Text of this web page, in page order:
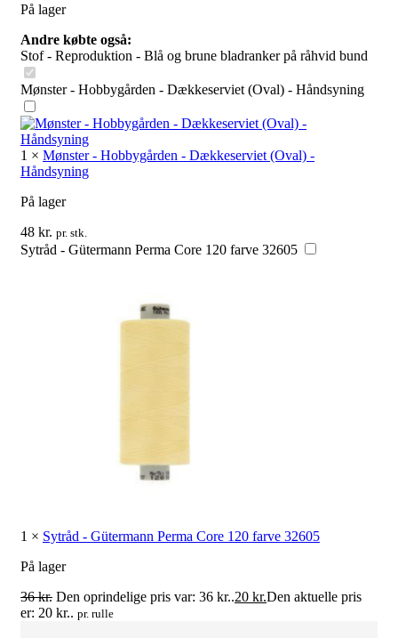
På lager
Andre købte også:
Stof - Reproduktion - Blå og brune bladranker på råhvid bund
Mønster - Hobbygården - Dækkeserviet (Oval) - Håndsyning
1 × Mønster - Hobbygården - Dækkeserviet (Oval) -
Håndsyning
På lager
48 kr. pr. stk.
Sytråd - Gütermann Perma Core 120 farve 32605
1 × Sytråd - Gütermann Perma Core 120 farve 32605
På lager
36kr. Den oprindelige pris var: 36 kr..20 kr.Den aktuelle pris
er: 20 kr.. pr. rulle